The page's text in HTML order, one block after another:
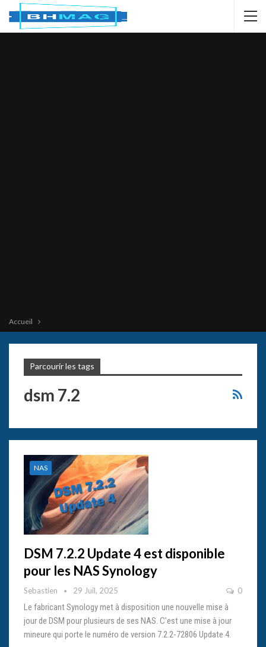
Accueil
Parcourir les tags
dsm 7.2
NAS
DSM 7.2.2 Update 4 est disponible
pour les NAS Synology
Sebastien 29 Juil, 2025 0
Le fabricant Synology met à disposition une nouvelle mise à
jour de DSM pour plusieurs de ses NAS. C'est une mise à jour
mineure qui porte le numéro de version 7.2.2-72806 Update 4.